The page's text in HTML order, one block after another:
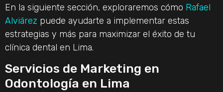
En la siguiente sección, exploraremos cómo Rafael
Alviárez puede ayudarte a implementar estas
estrategias y más para maximizar el éxito de tu
clínica dental en Lima.
Servicios de Marketing en
Odontología en Lima